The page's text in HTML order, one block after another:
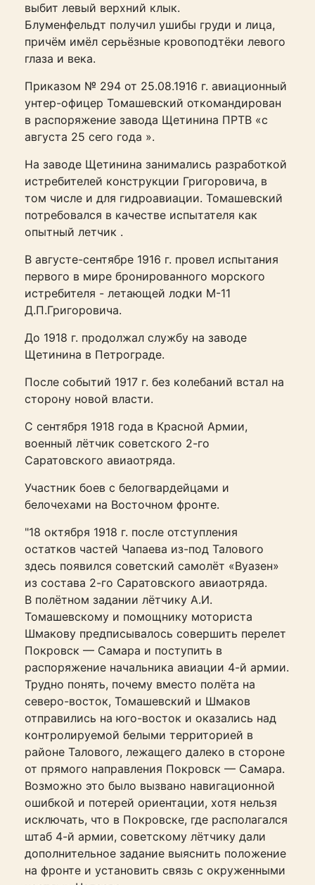
выбит левый верхний клык.
Блуменфельдт получил ушибы груди и лица,
причём имёл серьёзные кровоподтёки левого
глаза и века.
Приказом № 294 от 25.08.1916 г. авиационный
унтер-офицер Томашевский откомандирован
в распоряжение завода Щетинина ПРТВ «с
августа 25 сего года ».
На заводе Щетинина занимались разработкой
истребителей конструкции Григоровича, в
том числе и для гидроавиации. Томашевский
потребовался в качестве испытателя как
опытный летчик .
В августе-сентябре 1916 г. провел испытания
первого в мире бронированного морского
истребителя - летающей лодки М-11
Д.П.Григоровича.
До 1918 г. продолжал службу на заводе
Щетинина в Петрограде.
После событий 1917 г. без колебаний встал на
сторону новой власти.
С сентября 1918 года в Красной Армии,
военный лётчик советского 2-го
Саратовского авиаотряда.
Участник боев с белогвардейцами и
белочехами на Восточном фронте.
"18 октября 1918 г. после отступления
остатков частей Чапаева из-под Талового
здесь появился советский самолёт «Вуазен»
из состава 2-го Саратовского авиаотряда.
В полётном задании лётчику А.И.
Томашевскому и помощнику моториста
Шмакову предписывалось совершить перелет
Покровск — Самара и поступить в
распоряжение начальника авиации 4-й армии.
Трудно понять, почему вместо полёта на
северо-восток, Томашевский и Шмаков
отправились на юго-восток и оказались над
контролируемой белыми территорией в
районе Талового, лежащего далеко в стороне
от прямого направления Покровск — Самара.
Возможно это было вызвано навигационной
ошибкой и потерей ориентации, хотя нельзя
исключать, что в Покровске, где располагался
штаб 4-й армии, советскому лётчику дали
дополнительное задание выяснить положение
на фронте и установить связь с окруженными